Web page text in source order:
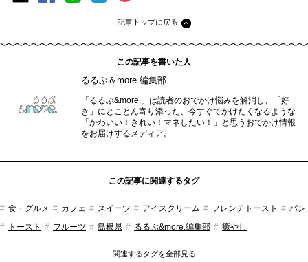
記事トップに戻る
この記事を書いた人
るるぶ＆more.編集部
「るるぶ&more.」は読者のおでかけ悩みを解消し、「好
き」にとことん寄り添った、今すぐでかけたくなるような
「かわいい！きれい！マネしたい！」と思うおでかけ情報
をお届けするメディア。
この記事に関連するタグ
食・グルメ カフェ スイーツ アイスクリーム フレンチトースト
パン
トースト
フルーツ 島根県 るるぶ&more.編集部 癒やし
関連するタグを全部見る